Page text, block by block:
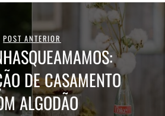
POST ANTERIOR
DE CASAMENTO
ALGODÃO